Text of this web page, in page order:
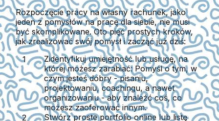
Rozpoczęcie pracy na własny rachunek, jako
jeden z pomysłów na pracę dla siebie, nie musi
być skomplikowane. Oto pięć prostych kroków,
jak zrealizować swój pomysł i zacząć już dziś:
Zidentyfikuj umiejętność lub usługę, na
której możesz zarabiać:Pomyśl o tym, w
czym jesteś dobry - pisaniu,
projektowaniu, coachingu, a nawet
organizowaniu - aby znaleźć coś, co
możesz zaoferować innym.
Stwórz proste portfolio online lub listę